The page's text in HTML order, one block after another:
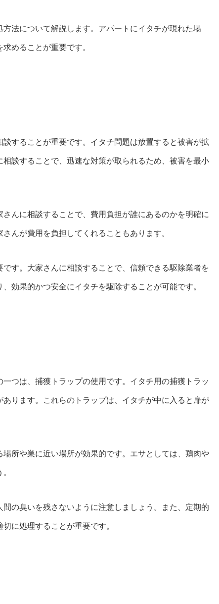
法について解説します。アパートにイタチが現れた場
めることが重要です。
することが重要です。イタチ問題は放置すると被害が拡
談することで、迅速な対策が取られるため、被害を最小
んに相談することで、費用負担が誰にあるのかを明確に
んが費用を負担してくれることもあります。
す。大家さんに相談することで、信頼できる駆除業者を
効果的かつ安全にイタチを駆除することが可能です。
つは、捕獲トラップの使用です。イタチ用の捕獲トラッ
ります。これらのトラップは、イタチが中に入ると扉が
場所や巣に近い場所が効果的です。エサとしては、鶏肉や
の臭いを残さないように注意しましょう。また、定期的
に処理することが重要です。